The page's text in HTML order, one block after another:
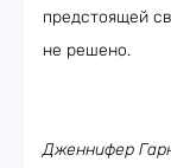
предстоящей
не решено.
Дженнифер